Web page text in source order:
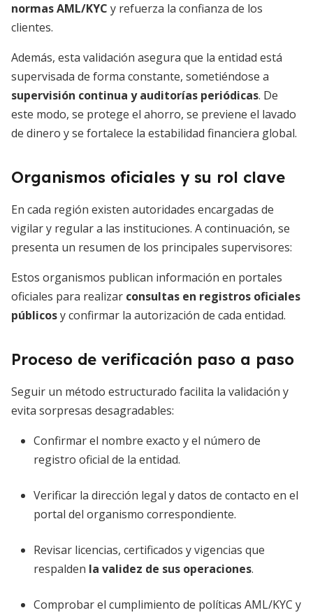
normas AML/KYC y refuerza la confianza de los
clientes.
Además, esta validación asegura que la entidad está
supervisada de forma constante, sometiéndose a
supervisión continua y auditorías periódicas. De
este modo, se protege el ahorro, se previene el lavado
de dinero y se fortalece la estabilidad financiera global.
Organismos oficiales y su rol clave
En cada región existen autoridades encargadas de
vigilar y regular a las instituciones. A continuación, se
presenta un resumen de los principales supervisores:
Estos organismos publican información en portales
oficiales para realizar consultas en registros oficiales
públicosy confirmar la autorización de cada entidad.
Proceso de verificación paso a paso
Seguir un método estructurado facilita la validación y
evita sorpresas desagradables:
Confirmar el nombre exacto y el número de
registro oficial de la entidad.
Verificar la dirección legal y datos de contacto en el
portal del organismo correspondiente.
Revisar licencias, certificados y vigencias que
respalden la validez de sus operaciones.
Comprobar el cumplimiento de políticas AML/KYC y